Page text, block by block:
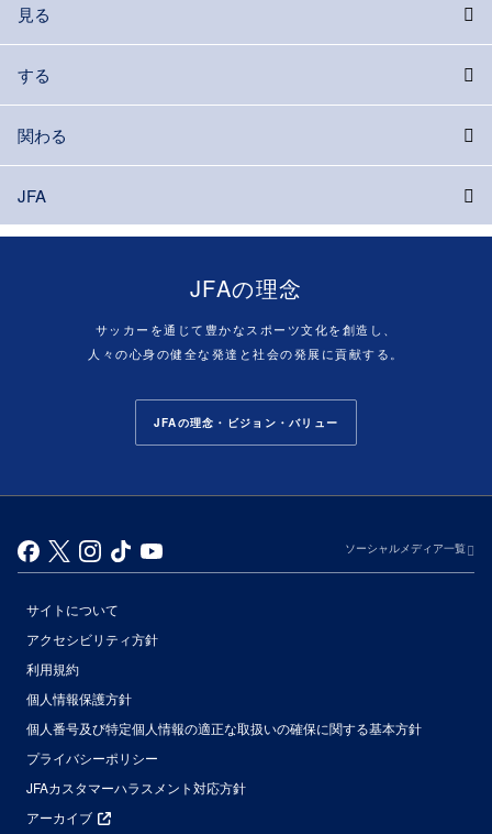
見る
する
関わる
JFA
JFAの理念
サッカーを通じて豊かなスポーツ文化を創造し、
人々の心身の健全な発達と社会の発展に貢献する。
JFAの理念・ビジョン・バリュー
ソーシャルメディア一覧
サイトについて
アクセシビリティ方針
利用規約
個人情報保護方針
個人番号及び特定個人情報の適正な取扱いの確保に関する基本方針
プライバシーポリシー
JFAカスタマーハラスメント対応方針
アーカイブ